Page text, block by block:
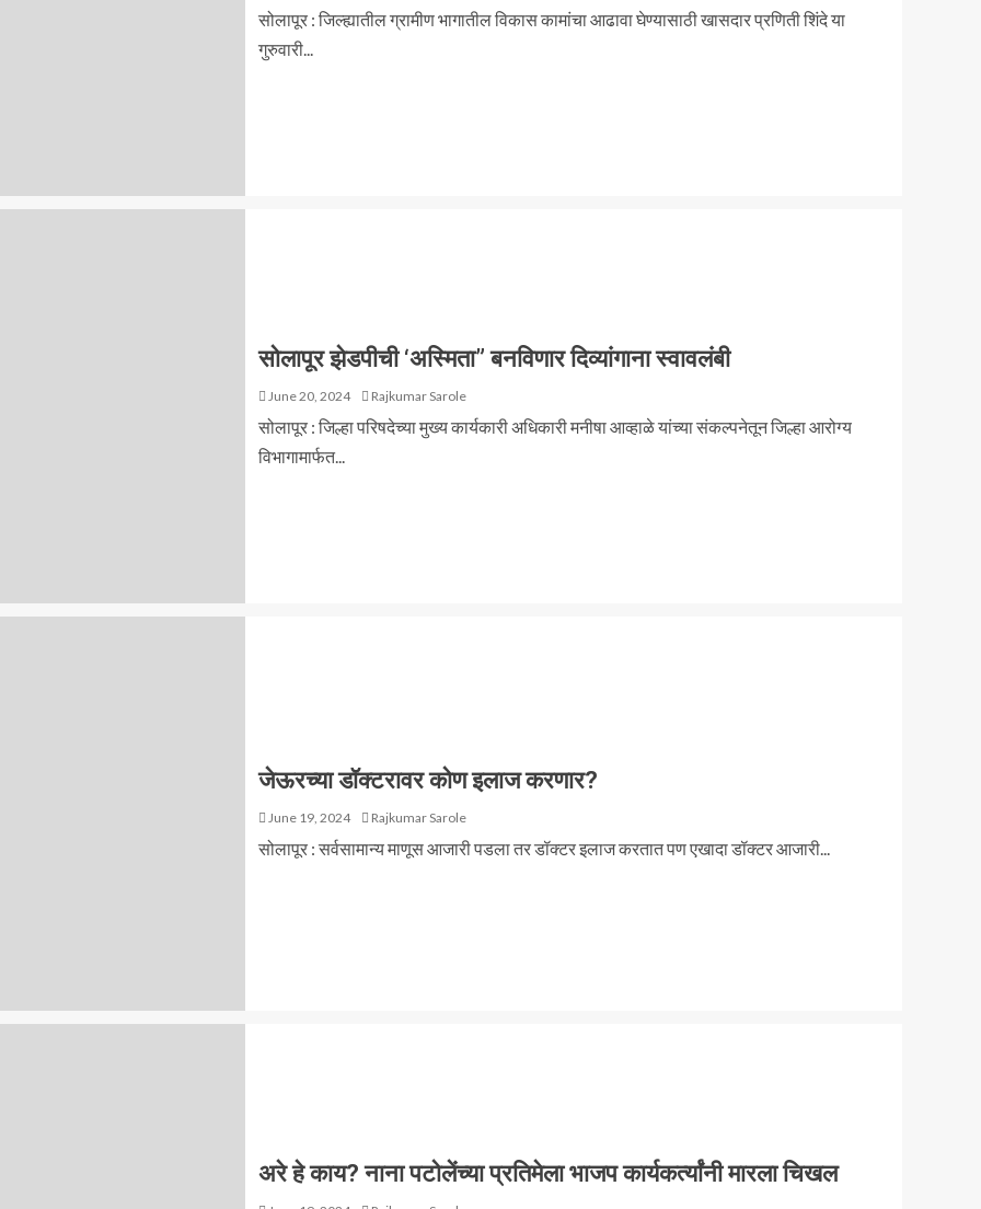
सोलापूर : जिल्ह्यातील ग्रामीण भागातील विकास कामांचा आढावा घेण्यासाठी खासदार प्रणिती शिंदे या
गुरुवारी...
सोलापूर झेडपीची ‘अस्मिता” बनविणार दिव्यांगाना स्वावलंबी
June 20, 2024 Rajkumar Sarole
सोलापूर : जिल्हा परिषदेच्या मुख्य कार्यकारी अधिकारी मनीषा आव्हाळे यांच्या संकल्पनेतून जिल्हा आरोग्य
विभागामार्फत...
जेऊरच्या डॉक्टरावर कोण इलाज करणार?
June 19, 2024 Rajkumar Sarole
सोलापूर : सर्वसामान्य माणूस आजारी पडला तर डॉक्टर इलाज करतात पण एखादा डॉक्टर आजारी...
अरे हे काय? नाना पटोलेंच्या प्रतिमेला भाजप कार्यकर्त्यांनी मारला चिखल